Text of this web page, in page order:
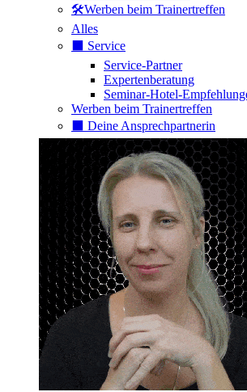
🛠️Werben beim Trainertreffen
Alles
⬛️ Service
Service-Partner
Expertenberatung
Seminar-Hotel-
Werben beim Trainertreffen
⬛️ Deine Ansprechpartnerin